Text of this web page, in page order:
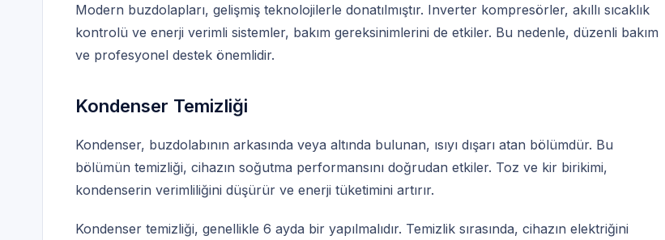
Modern buzdolapları, gelişmiş teknolojilerle donatılmıştır. Inverter kompresörler, akıllı sıcaklık
kontrolü ve enerji verimli sistemler, bakım gereksinimlerini de etkiler. Bu nedenle, düzenli bakım
ve profesyonel destek önemlidir.
Kondenser Temizliği
Kondenser, buzdolabının arkasında veya altında bulunan, ısıyı dışarı atan bölümdür. Bu
bölümün temizliği, cihazın soğutma performansını doğrudan etkiler. Toz ve kir birikimi,
kondenserin verimliliğini düşürür ve enerji tüketimini artırır.
Kondenser temizliği, genellikle 6 ayda bir yapılmalıdır. Temizlik sırasında, cihazın elektriğini